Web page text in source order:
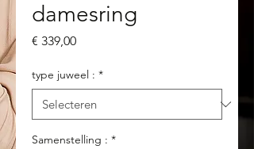
damesring
€ 339,00Prijs
type juweel : *
Samenstelling : *